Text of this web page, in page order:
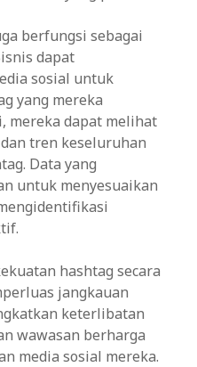
berfungsi sebagai
dapat
sosial untuk
yang mereka
mereka dapat melihat
tren keseluruhan
Data yang
untuk menyesuaikan
hashtag secara
jangkauan
keterlibatan
wawasan berharga
media sosial mereka.